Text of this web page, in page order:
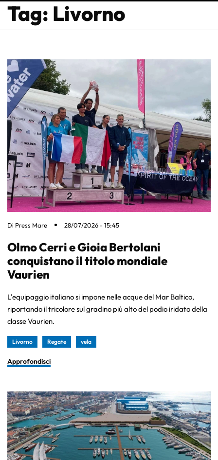
Tag: Livorno
Di Press Mare 28/07/2026 - 15:45
Olmo Cerri e Gioia Bertolani
conquistano il titolo mondiale
Vaurien
L'equipaggio italiano si impone nelle acque del Mar Baltico,
riportando il tricolore sul gradino più alto del podio iridato della
classe Vaurien.
Livorno Regate vela
Approfondisci